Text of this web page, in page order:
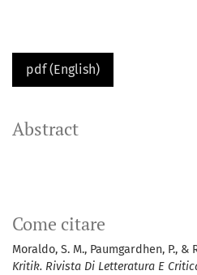
pdf (English)
Come citare
Moraldo, S. M., Paumgardhen, P., &
Kritik. Rivista Di Letteratura E
Abstract